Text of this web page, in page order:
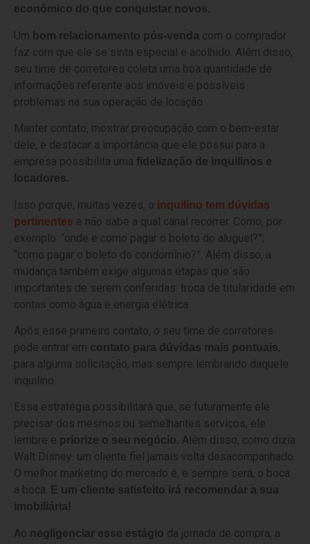
econômico do que conquistar novos.
Um bom relacionamento pós-venda com o comprador
faz com que ele se sinta especial e acolhido. Além disso,
seu time de corretores coleta uma boa quantidade de
informações referente aos imóveis e possíveis
problemas na sua operação de locação.
Manter contato, mostrar preocupação com o bem-estar
dele, e destacar a importância que ele possui para a
empresa possibilita uma fidelização de inquilinos e
locadores.
Isso porque, muitas vezes, o inquilino tem dúvidas
pertinentes e não sabe a qual canal recorrer. Como, por
exemplo: “onde e como pagar o boleto do aluguel?”;
“como pagar o boleto do condomínio?”. Além disso, a
mudança também exige algumas etapas que são
importantes de serem conferidas: troca de titularidade em
contas como água e energia elétrica.
Após esse primeiro contato, o seu time de corretores
pode entrar em contato para dúvidas mais pontuais,
para alguma solicitação, mas sempre lembrando daquele
inquilino.
Essa estratégia possibilitará que, se futuramente ele
precisar dos mesmos ou semelhantes serviços, ele
lembre e priorize o seu negócio. Além disso, como dizia
Walt Disney: um cliente fiel jamais volta desacompanhado.
O melhor marketing do mercado é, e sempre será, o boca
a boca. E um cliente satisfeito irá recomendar a sua
imobiliária!
Ao negligenciar esse estágio da jornada de compra, a